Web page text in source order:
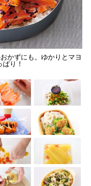
かずにも。ゆかりとマヨ
り！